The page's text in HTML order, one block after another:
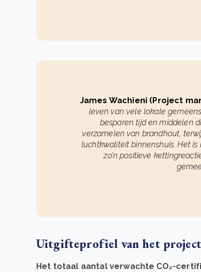
James Wachieni (Project
leven van vele lokale
besparen tijd en middelen
verzamelen van brandhout,
luchtkwaliteit binnenshuis. Het
zo'n positieve
Uitgifteprofiel van het project
Het totaal aantal verwachte CO₂-